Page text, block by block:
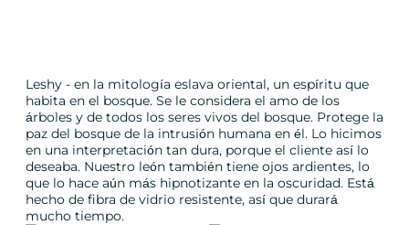
Leshy - en la mitología eslava oriental, un espíritu que
habita en el bosque. Se le considera el amo de los
árboles y de todos los seres vivos del bosque. Protege la
paz del bosque de la intrusión humana en él. Lo hicimos
en una interpretación tan dura, porque el cliente así lo
deseaba. Nuestro león también tiene ojos ardientes, lo
que lo hace aún más hipnotizante en la oscuridad. Está
hecho de fibra de vidrio resistente, así que durará
mucho tiempo.